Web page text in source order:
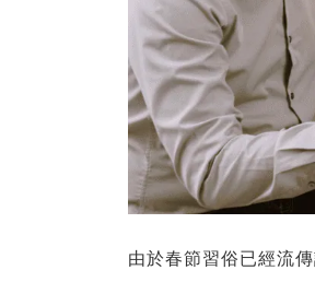
由於春節習俗已經流